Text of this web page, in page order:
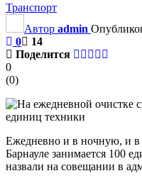
Транспорт
Автор admin
0
14
Поделится
0
(0)
Ежедневно и в ночную, и в
Барнауле занимается 100
назвали на совещании в